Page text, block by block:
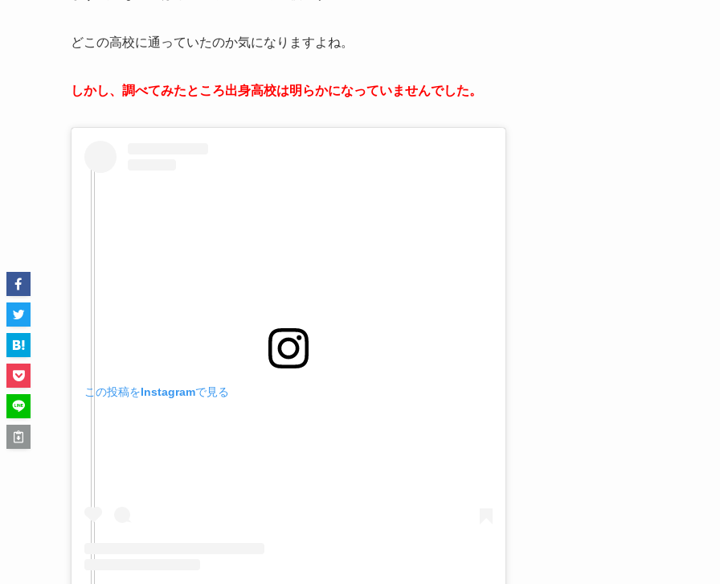
どこの高校に通っていたのか気になりますよね。
しかし、調べてみたところ出身高校は明らかになっていませんでした。
この投稿をInstagramで見る